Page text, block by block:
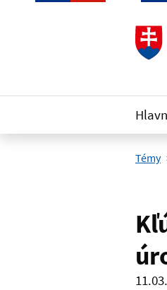
Preskočiť na hlavný obsah
Témy